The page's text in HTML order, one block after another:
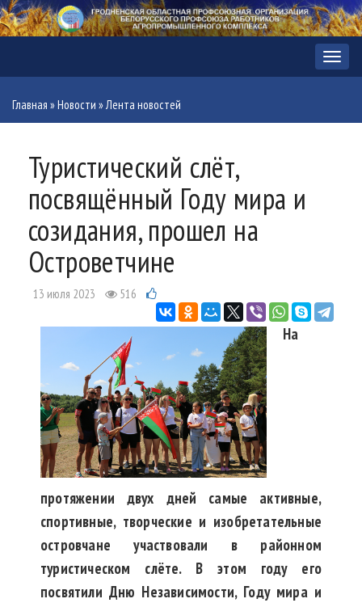
Меню
Главная »Новости »Лента новостей
Туристический слёт,
посвящённый Году мира и
созидания, прошел на
Островетчине
13 июля 2023 516
На
протяжении двух дней самые активные,
спортивные, творческие и изобретательные
островчане участвовали в районном
туристическом слёте. В этом году его
посвятили Дню Независимости, Году мира и